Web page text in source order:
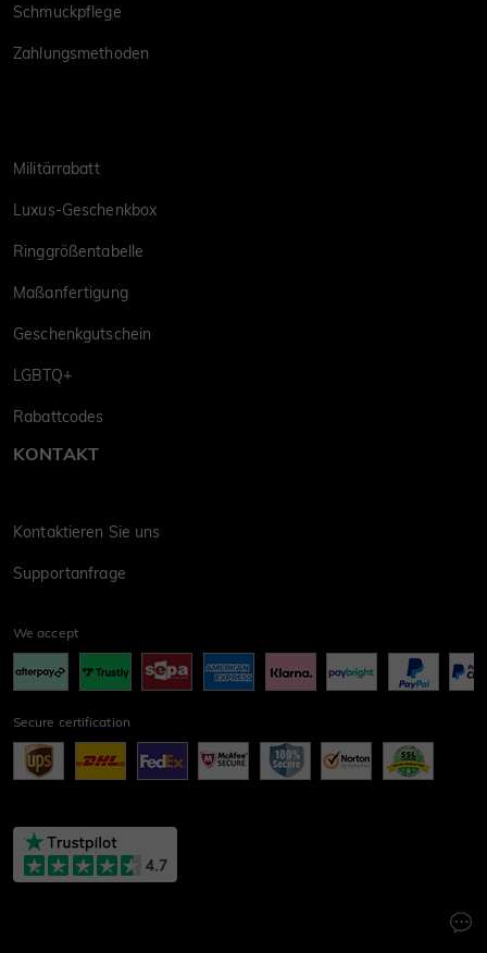
Schmuckpflege
Zahlungsmethoden
Militärrabatt
Luxus-Geschenkbox
Ringgrößentabelle
Maßanfertigung
Geschenkgutschein
LGBTQ+
Rabattcodes
KONTAKT
Kontaktieren Sie uns
Supportanfrage
We accept
Secure certification